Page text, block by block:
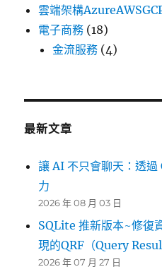
雲端架構
電子商務 (18)
金流服務 (4)
最新文章
讓 AI 不只會聊天：透
力
2026 年 08 月 03 日
SQLite 推新版本~修復
現的QRF（Query
2026 年 07 月 27 日